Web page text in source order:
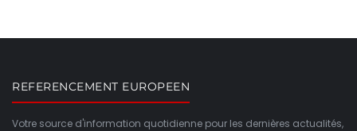
REFERENCEMENT EUROPEEN
Votre source d'information quotidienne pour les dernières actualités,